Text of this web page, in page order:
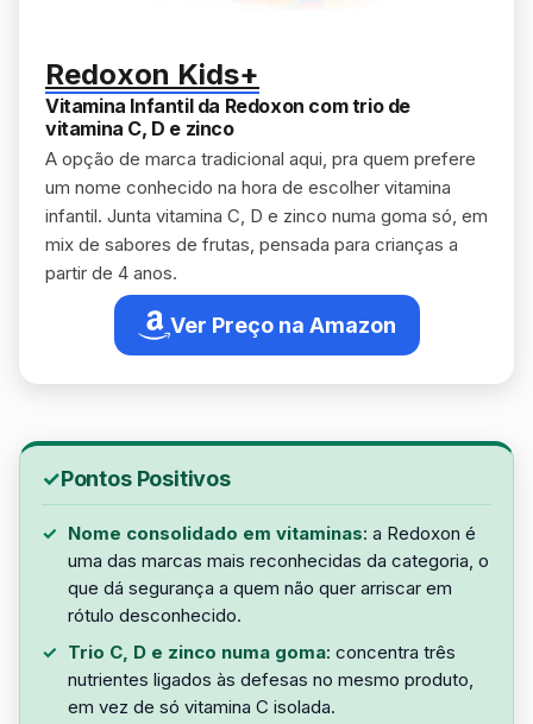
Redoxon Kids+
Vitamina Infantil da Redoxon com trio de
vitamina C, D e zinco
A opção de marca tradicional aqui, pra quem prefere
um nome conhecido na hora de escolher vitamina
infantil. Junta vitamina C, D e zinco numa goma só, em
mix de sabores de frutas, pensada para crianças a
partir de 4 anos.
Ver Preço na Amazon
Pontos Positivos
Nome consolidado em vitaminas: a Redoxon é
uma das marcas mais reconhecidas da categoria, o
que dá segurança a quem não quer arriscar em
rótulo desconhecido.
Trio C, D e zinco numa goma: concentra três
nutrientes ligados às defesas no mesmo produto,
em vez de só vitamina C isolada.